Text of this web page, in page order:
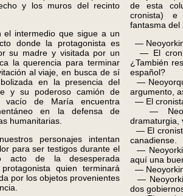
y los muros del recinto
intermedio que sigue a un
donde la protagonista es
su madre y visitada por un
la querencia para terminar
al viaje, en busca de sí
en la presencia del
y su poderoso camión de
de María encuentra
en la defensa de
humanitarias.
personajes intentan
para ser testigos durante el
acto de la desesperada
quien terminará
por los objetos provenientes
de esta
cronista)
fantasma del
—
— El
¿También
español?
—
argumento,
— El
—
dramaturgia,
— El
canadiense.
—
aquí una
—
—
dos